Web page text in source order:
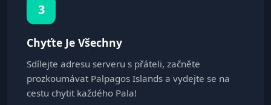
3
Chyťte Je Všechny
Sdílejte adresu serveru s přáteli, začněte
prozkoumávat Palpagos Islands a vydejte se na
cestu chytit každého Pala!